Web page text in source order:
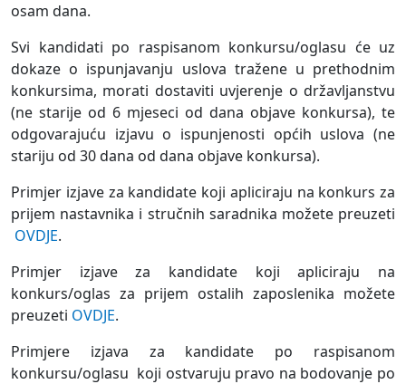
osam dana.
Svi kandidati po raspisanom konkursu/oglasu će uz
dokaze o ispunjavanju uslova tražene u prethodnim
konkursima, morati dostaviti uvjerenje o državljanstvu
(ne starije od 6 mjeseci od dana objave konkursa), te
odgovarajuću izjavu o ispunjenosti općih uslova (ne
stariju od 30 dana od dana objave konkursa).
Primjer izjave za kandidate koji apliciraju na konkurs za
prijem nastavnika i stručnih saradnika možete preuzeti
OVDJE.
Primjer izjave za kandidate koji apliciraju na
konkurs/oglas za prijem ostalih zaposlenika možete
preuzeti OVDJE.
Primjere izjava za kandidate po raspisanom
konkursu/oglasu koji ostvaruju pravo na bodovanje po